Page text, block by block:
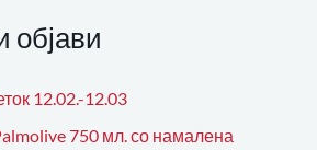
објави
12.02.-12.03
750 мл. со намалена